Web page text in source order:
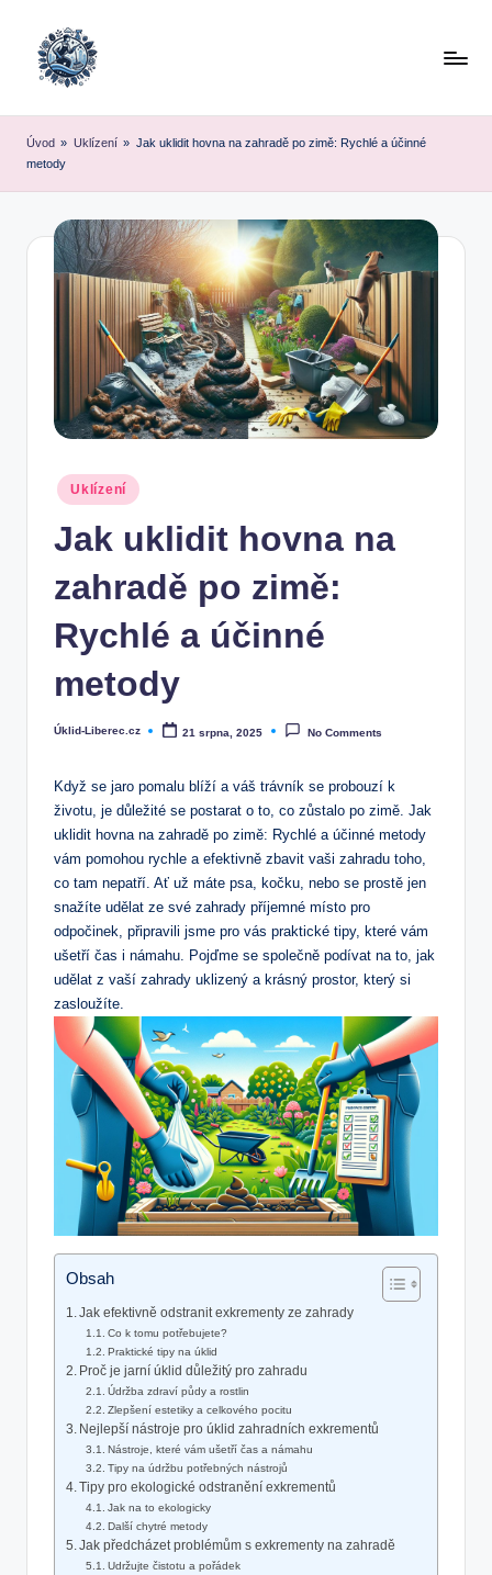
Úvod » Uklízení » Jak uklidit hovna na zahradě po zimě: Rychlé a účinné
metody
Posted
in
Uklízení
Jak uklidit hovna na
zahradě po zimě:
Rychlé a účinné
metody
Posted
Úklid-Liberec.cz 21 srpna, 2025 No Comments
Když se jaro pomalu blíží a váš trávník se probouzí k
životu, je důležité se postarat o to, co zůstalo po zimě. Jak
uklidit hovna na zahradě po zimě: Rychlé a účinné metody
vám pomohou rychle a efektivně zbavit vaši zahradu toho,
co tam nepatří. Ať už máte psa, kočku, nebo se prostě jen
snažíte udělat ze své zahrady příjemné místo pro
odpočinek, připravili jsme pro vás praktické tipy, které vám
ušetří čas i námahu. Pojďme se společně podívat na to, jak
udělat z vaší zahrady uklizený a krásný prostor, který si
zasloužíte.
Obsah
Jak efektivně odstranit exkrementy ze zahrady
Co k tomu potřebujete?
Praktické tipy na úklid
Proč je jarní úklid důležitý pro zahradu
Údržba zdraví půdy a rostlin
Zlepšení estetiky a celkového pocitu
Nejlepší nástroje pro úklid zahradních exkrementů
Nástroje, které vám ušetří čas a námahu
Tipy na údržbu potřebných nástrojů
Tipy pro ekologické odstranění exkrementů
Jak na to ekologicky
Další chytré metody
Jak předcházet problémům s exkrementy na zahradě
Udržujte čistotu a pořádek